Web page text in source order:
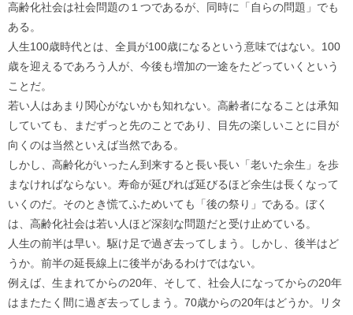
高齢化社会は社会問題の１つであるが、同時に「自らの問題」でも
ある。
人生100歳時代とは、全員が100歳になるという意味ではない。100
歳を迎えるであろう人が、今後も増加の一途をたどっていくという
ことだ。
若い人はあまり関心がないかも知れない。高齢者になることは承知
していても、まだずっと先のことであり、目先の楽しいことに目が
向くのは当然といえば当然である。
しかし、高齢化がいったん到来すると長い長い「老いた余生」を歩
まなければならない。寿命が延びれば延びるほど余生は長くなって
いくのだ。そのとき慌てふためいても「後の祭り」である。ぼく
は、高齢化社会は若い人ほど深刻な問題だと受け止めている。
人生の前半は早い。駆け足で過ぎ去ってしまう。しかし、後半はど
うか。前半の延長線上に後半があるわけではない。
例えば、生まれてからの20年、そして、社会人になってからの20年
はまたたく間に過ぎ去ってしまう。70歳からの20年はどうか。リタ